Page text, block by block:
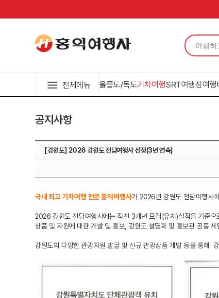
전체메뉴 울릉도/독도기차여행SRT여행섬여행
공지사항
[강원도] 2026 강원도 전담여행사 선정(3년 연속)
국내 최고 기차여행 전문 홍익여행사가 2026년 강원도 전담여행사
2026 강원도 전담여행사에는 직전 3개년 모객(유치)실적을 기준
상품 및 자원에 대한 개발 및 홍보, 강원도 설명회 및 홍보관 공동
강원도의 다양한 관광자원 발굴 및 신규 관광상품 개발 등을 통해